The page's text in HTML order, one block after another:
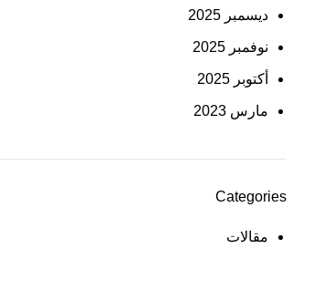
ديسمبر 2025
نوفمبر 2025
أكتوبر 2025
مارس 2023
Categories
مقالات